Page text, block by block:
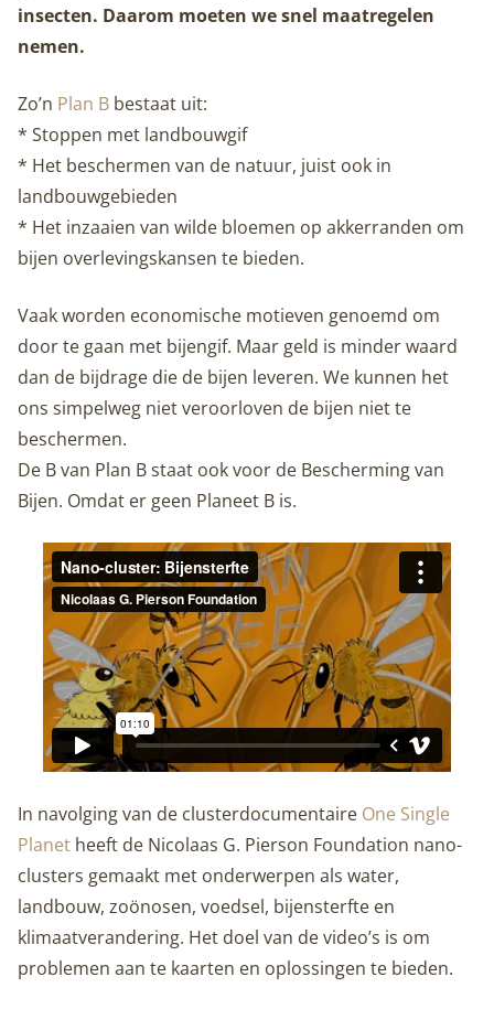
insecten. Daarom moeten we snel maatregelen
nemen.
Zo’n Plan B bestaat uit:
* Stoppen met landbouwgif
* Het beschermen van de natuur, juist ook in
landbouwgebieden
* Het inzaaien van wilde bloemen op akkerranden om
bijen overlevingskansen te bieden.
Vaak worden economische motieven genoemd om
door te gaan met bijengif. Maar geld is minder waard
dan de bijdrage die de bijen leveren. We kunnen het
ons simpelweg niet veroorloven de bijen niet te
beschermen.
De B van Plan B staat ook voor de Bescherming van
Bijen. Omdat er geen Planeet B is.
In navolging van de clusterdocumentaire One Single
Planet heeft de Nicolaas G. Pierson Foundation nano-
clusters gemaakt met onderwerpen als water,
landbouw, zoönosen, voedsel, bijensterfte en
klimaatverandering. Het doel van de video’s is om
problemen aan te kaarten en oplossingen te bieden.